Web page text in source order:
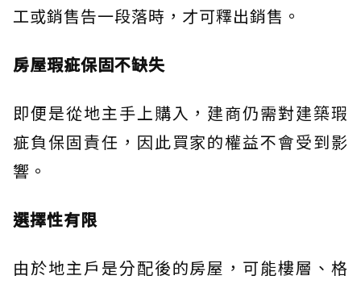
工或銷售告一段落時，才可釋出銷售。
房屋瑕疵保固不缺失
即便是從地主手上購入，建商仍需對建築瑕
疵負保固責任，因此買家的權益不會受到影
響。
選擇性有限
由於地主戶是分配後的房屋，可能樓層、格